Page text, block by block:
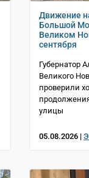
Движение
Большой
Великом
сентября
Губернатор
Великого
проверили
улицы
05.08.2026 |